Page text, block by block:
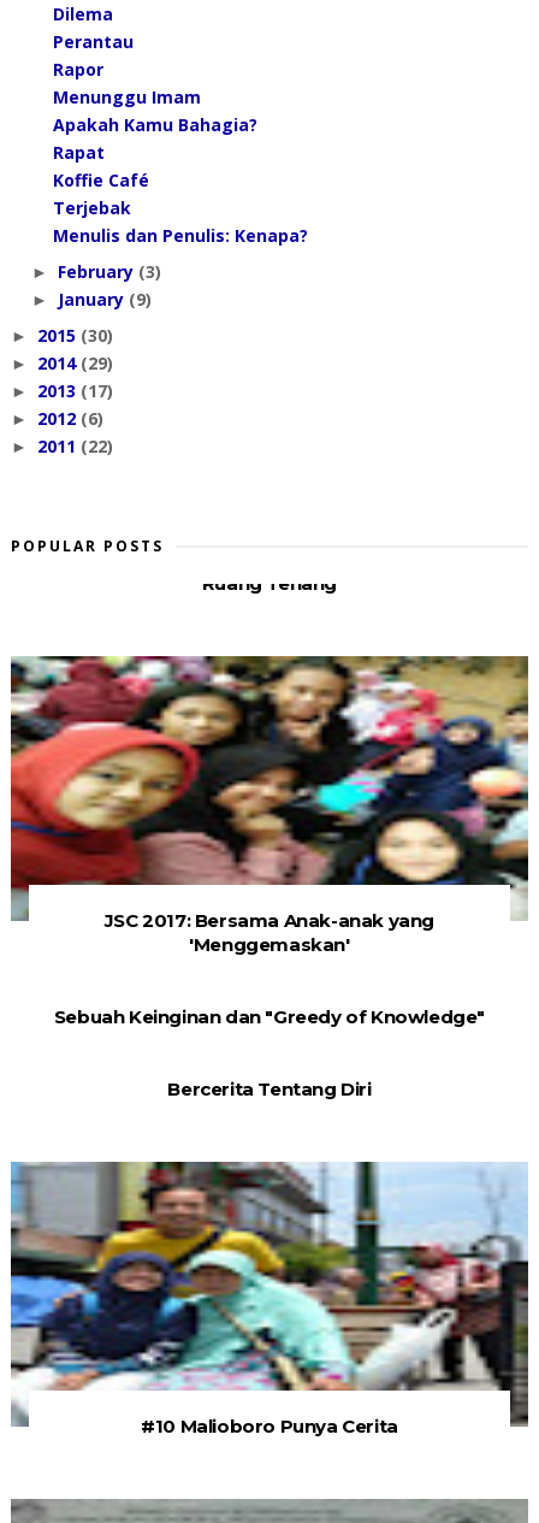
Dilema
⁠⁠⁠Perantau
Rapor
Menunggu Imam
Apakah Kamu Bahagia?
Rapat
Koffie Café
Terjebak
Menulis dan Penulis: Kenapa?
► February (3)
► January (9)
► 2015 (30)
► 2014 (29)
► 2013 (17)
► 2012 (6)
► 2011 (22)
POPULAR POSTS
Ruang Tenang
JSC 2017: Bersama Anak-anak yang
'Menggemaskan'
Sebuah Keinginan dan "Greedy of Knowledge"
Bercerita Tentang Diri
#10 Malioboro Punya Cerita